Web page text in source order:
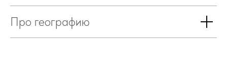
Про географию